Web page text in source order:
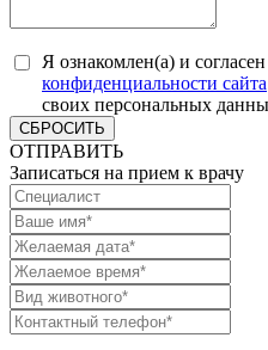
Я ознакомлен(а) и
конфиденциальности сайта
своих персональных
СБРОСИТЬ
ОТПРАВИТЬ
Записаться на прием к врачу